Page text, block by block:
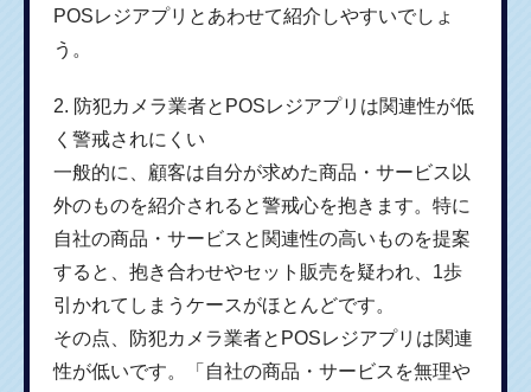
POSレジアプリとあわせて紹介しやすいでしょ
う。
2. 防犯カメラ業者とPOSレジアプリは関連性が低
く警戒されにくい
一般的に、顧客は自分が求めた商品・サービス以
外のものを紹介されると警戒心を抱きます。特に
自社の商品・サービスと関連性の高いものを提案
すると、抱き合わせやセット販売を疑われ、1歩
引かれてしまうケースがほとんどです。
その点、防犯カメラ業者とPOSレジアプリは関連
性が低いです。「自社の商品・サービスを無理や